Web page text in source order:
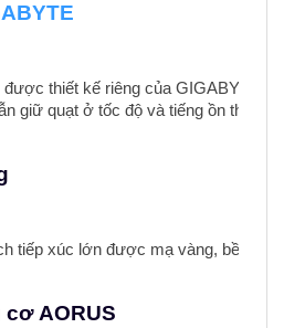
được thiết kế riêng của GIGABYTE,
giữ quạt ở tốc độ và tiếng ồn thấp
tiếp xúc lớn được mạ vàng, bền
AORUS